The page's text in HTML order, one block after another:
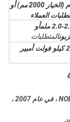
م (الخيار 2000 مم) أو
العملاء
2.4 ملم
أو
المتطلبات
أمبير
تأسست شركة NOBO (mattress) machinery co. ، ltd ، في عام 2007 ،